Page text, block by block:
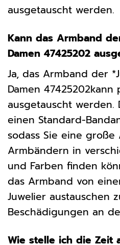
ausgetauscht werden.
Kann das Armband
Damen 47425202
Ja, das Armband der
Damen 47425202kann
ausgetauscht
einen Standard-
sodass Sie eine große
Armbändern in
und Farben finden
das Armband von
Juwelier austauschen
Beschädigungen an
Wie stelle ich die Zeit